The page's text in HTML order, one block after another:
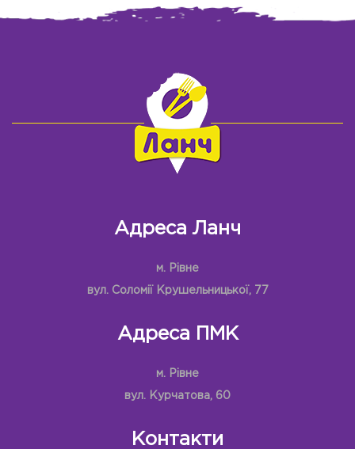
Адреса Ланч
м. Рівне
вул. Соломії Крушельницької, 77
Адреса ПМК
м. Рівне
вул. Курчатова, 60
Контакти